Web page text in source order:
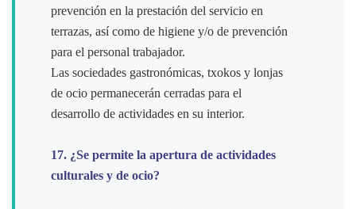
prevención en la prestación del servicio en
terrazas, así como de higiene y/o de prevención
para el personal trabajador.
Las sociedades gastronómicas, txokos y lonjas
de ocio permanecerán cerradas para el
desarrollo de actividades en su interior.
17. ¿Se permite la apertura de actividades
culturales y de ocio?